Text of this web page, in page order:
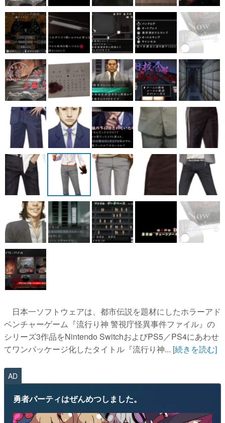
日本一ソフトウェアは、都市伝説を題材にしたホラーアド
ベンチャーゲーム『流行り神 警視庁怪異事件ファイル』の
シリーズ3作品をNintendo SwitchおよびPS5／PS4にあわせ
てワンパッケージ化したタイトル『流行り神... [続きを読む]
AD
勇者パーティはぜんめつしました。